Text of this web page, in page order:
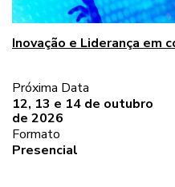
Inovação e Liderança
Próxima Data
12, 13 e 14 de outubro
de 2026
Formato
Presencial